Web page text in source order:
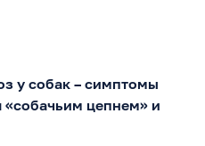
у собак – симптомы
«собачьим цепнем» и